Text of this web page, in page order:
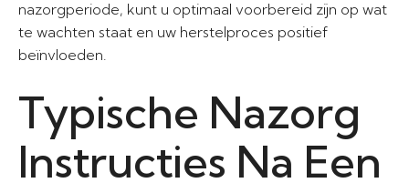
nazorgperiode, kunt u optimaal voorbereid zijn op wat
te wachten staat en uw herstelproces positief
beïnvloeden.
Typische Nazorg
Instructies Na Een